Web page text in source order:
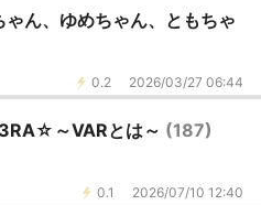
ん、ゆめちゃん、ともちゃ
0.2 2026/03/27 06:44
～VARとは～ (187)
0.1 2026/07/10 12:40